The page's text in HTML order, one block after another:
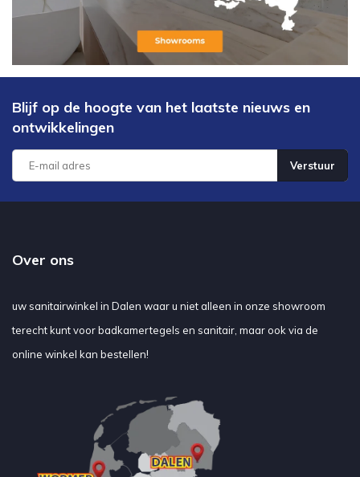
Blijf op de hoogte van het laatste nieuws en
ontwikkelingen
Verstuur
Over ons
uw sanitairwinkel in Dalen waar u niet alleen in onze showroom
terecht kunt voor badkamertegels en sanitair, maar ook via de
online winkel kan bestellen!